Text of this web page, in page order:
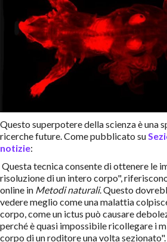
Questo superpotere della scienza è una
ricerche future. Come pubblicato su
notizie:
Questa tecnica consente di ottenere le
risoluzione di un intero corpo",
online in Metodi naturali. Questo
vedere meglio come una malattia
corpo, come un ictus può causare
perché è quasi impossibile ricollegare i
corpo di un roditore una volta sezionato".